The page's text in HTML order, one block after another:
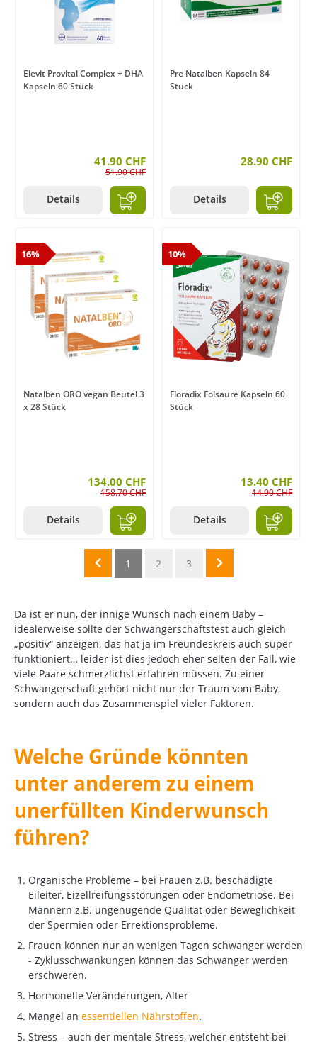
Elevit Provital Complex + DHA
Kapseln 60 Stück
41.90 CHF
51.90 CHF
Details
Pre Natalben Kapseln 84
Stück
28.90 CHF
Details
16%
Natalben ORO vegan Beutel 3
x 28 Stück
134.00 CHF
158.70 CHF
Details
10%
Floradix Folsäure Kapseln 60
Stück
13.40 CHF
14.90 CHF
Details
1 2 3
Da ist er nun, der innige Wunsch nach einem Baby –
idealerweise sollte der Schwangerschaftstest auch gleich
„positiv“ anzeigen, das hat ja im Freundeskreis auch super
funktioniert… leider ist dies jedoch eher selten der Fall, wie
viele Paare schmerzlichst erfahren müssen. Zu einer
Schwangerschaft gehört nicht nur der Traum vom Baby,
sondern auch das Zusammenspiel vieler Faktoren.
Welche Gründe könnten
unter anderem zu einem
unerfüllten Kinderwunsch
führen?
Organische Probleme – bei Frauen z.B. beschädigte
Eileiter, Eizellreifungsstörungen oder Endometriose. Bei
Männern z.B. ungenügende Qualität oder Beweglichkeit
der Spermien oder Errektionsprobleme.
Frauen können nur an wenigen Tagen schwanger werden
- Zyklusschwankungen können das Schwanger werden
erschweren.
Hormonelle Veränderungen, Alter
Mangel an essentiellen Nährstoffen.
Stress – auch der mentale Stress, welcher entsteht bei